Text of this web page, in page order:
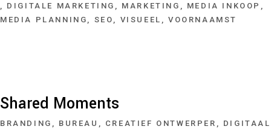
DIGITALE MARKETING
MARKETING
MEDIA INKOOP
MEDIA PLANNING
SEO VISUEEL VOORNAAMST
Shared Moments
BRANDING BUREAU CREATIEF ONTWERPER
DIGITAAL